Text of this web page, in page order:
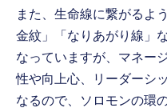
また、生命線に繋がるよ
金紋」「なりあがり線」
なっていますが、マネー
性や向上心、リーダーシ
なるので、ソロモンの環